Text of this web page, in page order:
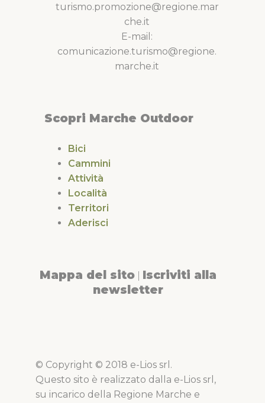
turismo.promozione@regione.mar
che.it
E-mail:
comunicazione.turismo@regione.
marche.it
Scopri Marche Outdoor
Bici
Cammini
Attività
Località
Territori
Aderisci
Mappa del sito Iscriviti alla
newsletter
© Copyright © 2018 e-Lios srl.
Questo sito è realizzato dalla e-Lios srl,
su incarico della Regione Marche e